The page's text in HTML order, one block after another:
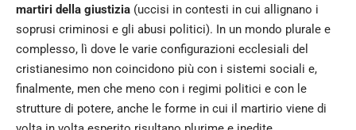
martiri della giustizia (uccisi in contesti in cui allignano i
soprusi criminosi e gli abusi politici). In un mondo plurale e
complesso, lì dove le varie configurazioni ecclesiali del
cristianesimo non coincidono più con i sistemi sociali e,
finalmente, men che meno con i regimi politici e con le
strutture di potere, anche le forme in cui il martirio viene di